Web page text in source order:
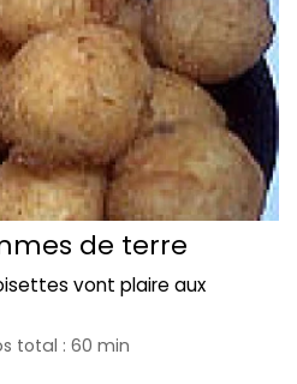
de terre
vont plaire aux
total : 60 min